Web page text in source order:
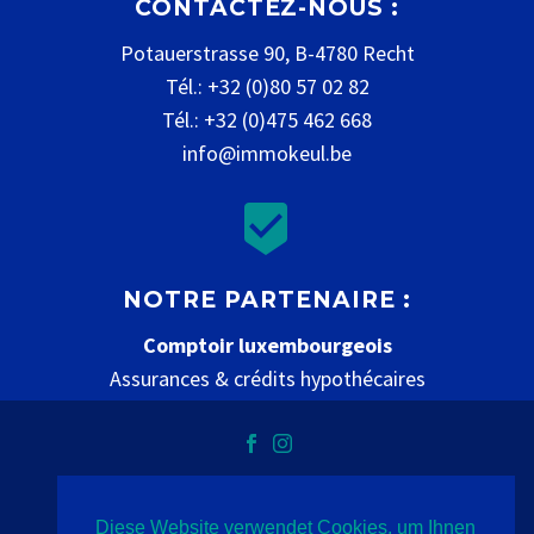
CONTACTEZ-NOUS :
Potauerstrasse 90, B-4780 Recht
Tél.: +32 (0)80 57 02 82
Tél.: +32 (0)475 462 668
info@immokeul.be


NOTRE PARTENAIRE :
Comptoir luxembourgeois
Assurances & crédits hypothécaires
Diese Website verwendet Cookies, um Ihnen